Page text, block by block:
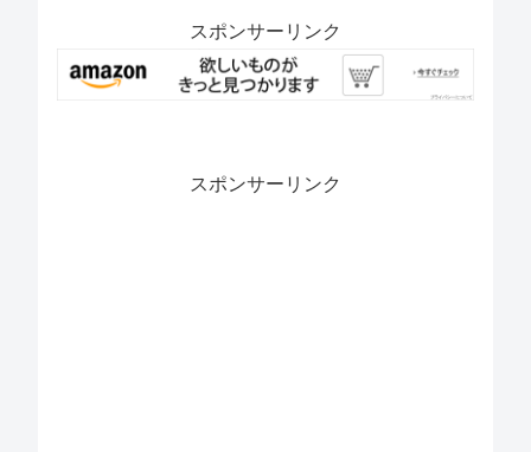
スポンサーリンク
スポンサーリンク